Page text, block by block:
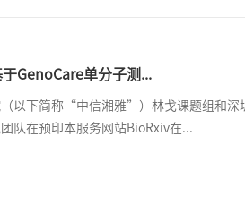
GenoCare单分子测...
以下简称“中信湘雅”）林戈课题组和深
队在预印本服务网站BioRxiv在...